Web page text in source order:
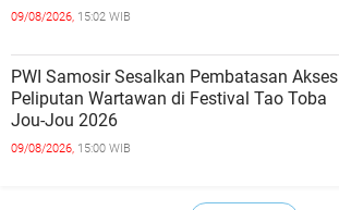
09/08/2026, 15:02 WIB
PWI Samosir Sesalkan Pembatasan Akses
Peliputan Wartawan di Festival Tao Toba
Jou-Jou 2026
09/08/2026, 15:00 WIB